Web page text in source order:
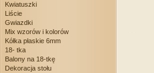
Kwiatuszki
Liście
Gwiazdki
Mix wzorów i kolorów
Kółka płaskie 6mm
18- tka
Balony na 18-tkę
Dekoracja stołu